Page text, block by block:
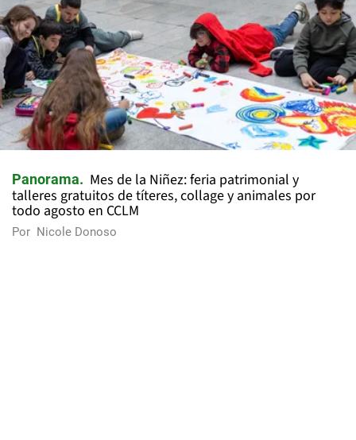
Panorama
Mes de la Niñez: feria patrimonial y
talleres gratuitos de títeres, collage y animales por
todo agosto en CCLM
Por Nicole Donoso